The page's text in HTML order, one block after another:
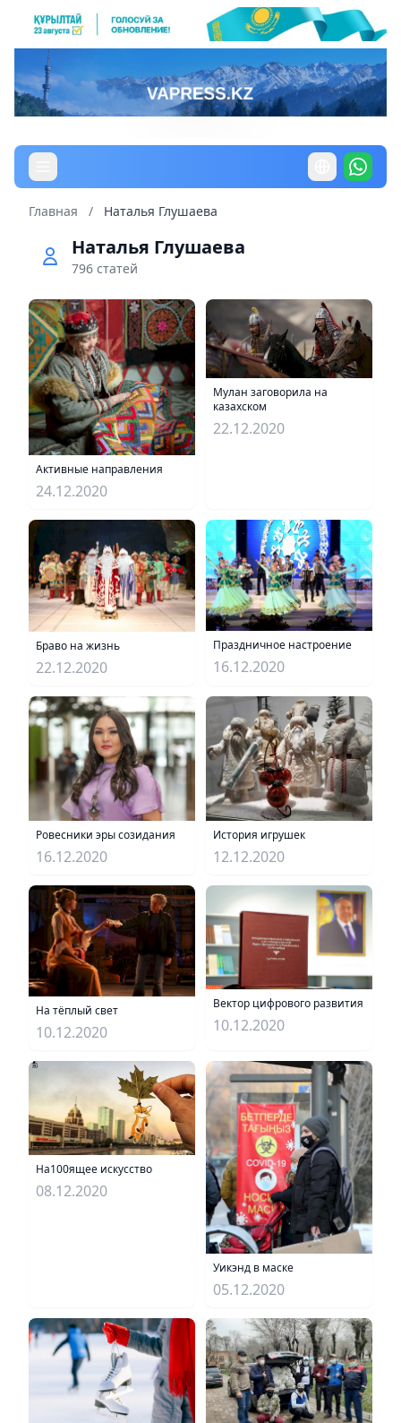
Главная / Наталья Глушаева
Наталья Глушаева
796 статей
Активные направления
24.12.2020
Мулан заговорила на
казахском
22.12.2020
Браво на жизнь
22.12.2020
Праздничное настроение
16.12.2020
Ровесники эры созидания
16.12.2020
История игрушек
12.12.2020
На тёплый свет
10.12.2020
Вектор цифрового развития
10.12.2020
На100ящее искусство
08.12.2020
Уикэнд в маске
05.12.2020